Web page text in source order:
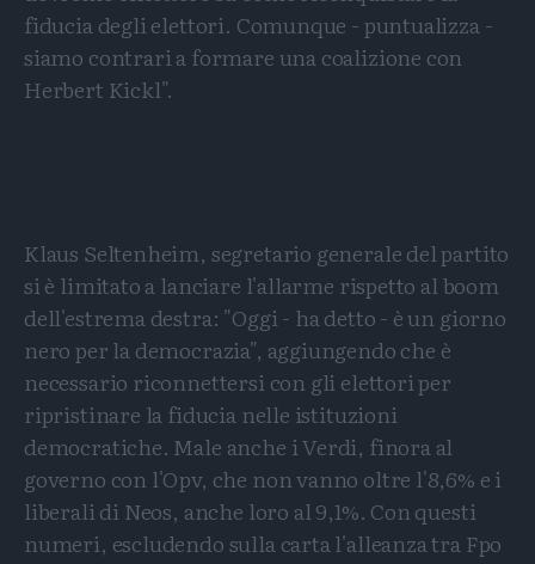
fiducia degli elettori. Comunque - puntualizza -
siamo contrari a formare una coalizione con
Herbert Kickl".
Klaus Seltenheim, segretario generale del partito
si è limitato a lanciare l'allarme rispetto al boom
dell'estrema destra: "Oggi - ha detto - è un giorno
nero per la democrazia", aggiungendo che è
necessario riconnettersi con gli elettori per
ripristinare la fiducia nelle istituzioni
democratiche. Male anche i Verdi, finora al
governo con l'Opv, che non vanno oltre l'8,6% e i
liberali di Neos, anche loro al 9,1%. Con questi
numeri, escludendo sulla carta l'alleanza tra Fpo